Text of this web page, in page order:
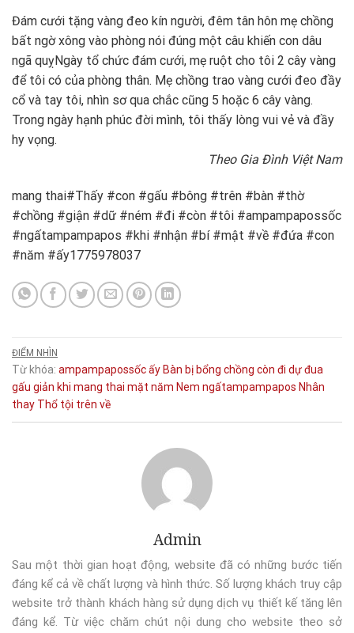
Đám cưới tặng vàng đeo kín người, đêm tân hôn mẹ chồng
bất ngờ xông vào phòng nói đúng một câu khiến con dâu
ngã quỵNgày tổ chức đám cưới, mẹ ruột cho tôi 2 cây vàng
để tôi có của phòng thân. Mẹ chồng trao vàng cưới đeo đầy
cổ và tay tôi, nhìn sơ qua chắc cũng 5 hoặc 6 cây vàng.
Trong ngày hạnh phúc đời mình, tôi thấy lòng vui vẻ và đầy
hy vọng.
Theo Gia Đình Việt Nam
mang thai#Thấy #con #gấu #bông #trên #bàn #thờ
#chồng #giận #dữ #ném #đi #còn #tôi #ampampapossốc
#ngấtampampapos #khi #nhận #bí #mật #về #đứa #con
#năm #ấy1775978037
ĐIỂM NHÌN
Từ khóa: ampampapossốcấy Bàn bị bổng chồng còn đi dựđua
gấu giản khi mang thai mặt năm Nem ngấtampampapos Nhân
thay Thổ tội trên về
Admin
Sau một thời gian hoạt động, website đã có những bước tiến
đáng kể cả về chất lượng và hình thức. Số lượng khách truy cập
website trở thành khách hàng sử dụng dịch vụ thiết kế tăng lên
đáng kể. Từ việc chăm chút nội dung cho website theo sở